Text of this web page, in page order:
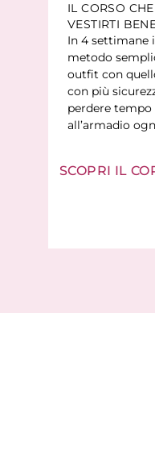
IL CORSO
VESTIRTI
In 4 settimane
metodo
outfit con
con più
perdere tempo
all’armadio
SCOPRI IL